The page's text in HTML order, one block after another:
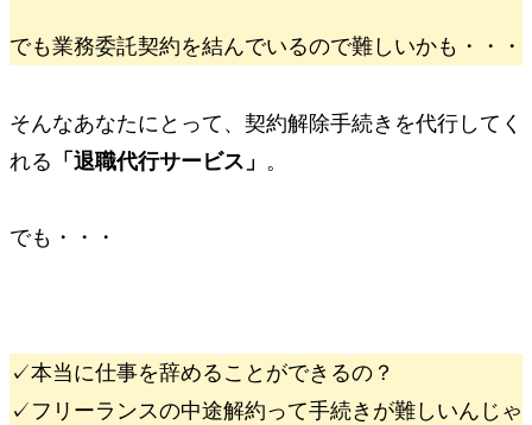
でも業務委託契約を結んでいるので難しいかも・・・
そんなあなたにとって、契約解除手続きを代行してく
れる 「退職代行サービス」 。
でも・・・
✓本当に仕事を辞めることができるの？
✓ フリーランスの中途解約って手続きが難しいんじゃ